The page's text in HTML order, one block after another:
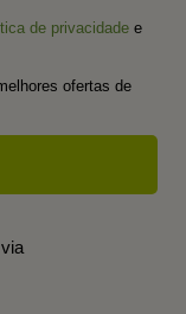
de privacidade e
ofertas de